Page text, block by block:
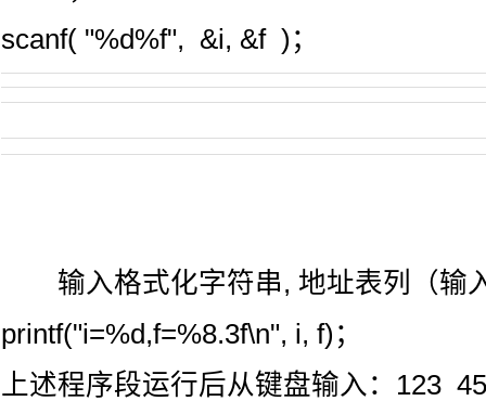
scanf( "%d%f", &i, &f )；
输入格式化字符串, 地址表列（输
printf("i=%d,f=%8.3f\n", i, f)；
上述程序段运行后从键盘输入：123